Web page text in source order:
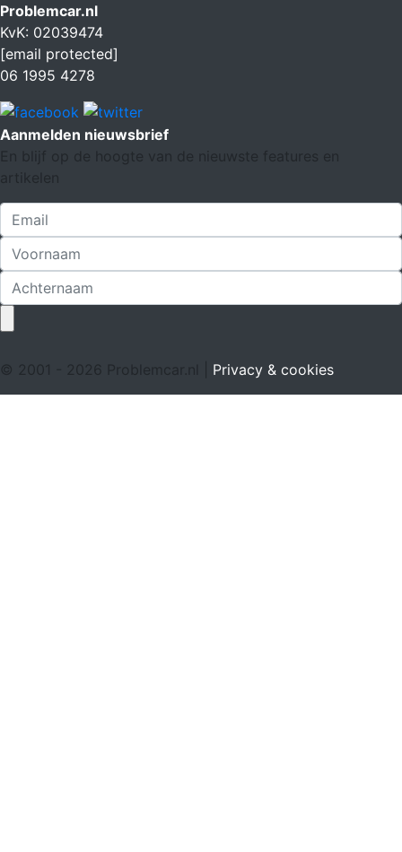
Problemcar.nl
KvK: 02039474
[email protected]
06 1995 4278
Aanmelden nieuwsbrief
En blijf op de hoogte van de nieuwste features en
artikelen
© 2001 - 2026 Problemcar.nl | Privacy & cookies